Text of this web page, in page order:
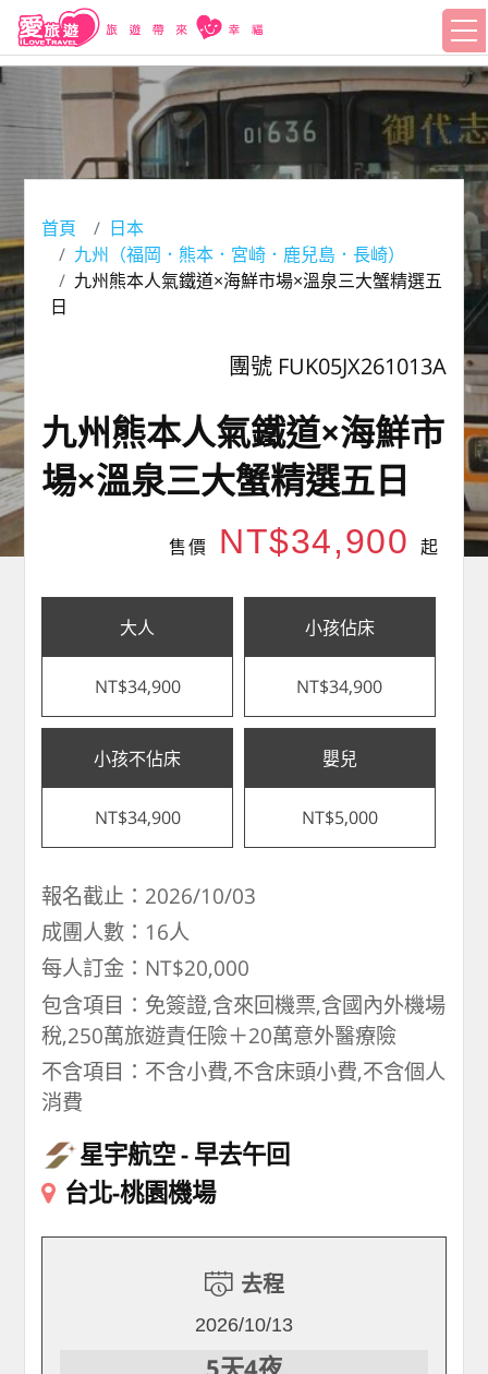
首頁
日本
九州（福岡．熊本．宮崎．鹿兒島．長崎）
九州熊本人氣鐵道×海鮮市場×溫泉三大蟹精選五
日
團號 FUK05JX261013A
九州熊本人氣鐵道×海鮮市
場×溫泉三大蟹精選五日
售價 NT$34,900 起
大人
NT$34,900
小孩佔床
NT$34,900
小孩不佔床
NT$34,900
嬰兒
NT$5,000
報名截止：2026/10/03
成團人數：16人
每人訂金：NT$20,000
包含項目：免簽證,含來回機票,含國內外機場
稅,250萬旅遊責任險＋20萬意外醫療險
不含項目：不含小費,不含床頭小費,不含個人
消費
星宇航空 早去午回
台北-桃園機場
去程
2026/10/13